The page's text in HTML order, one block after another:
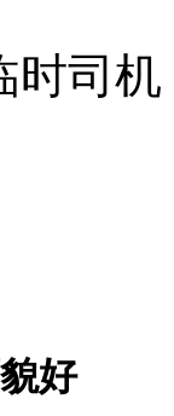
时司
好